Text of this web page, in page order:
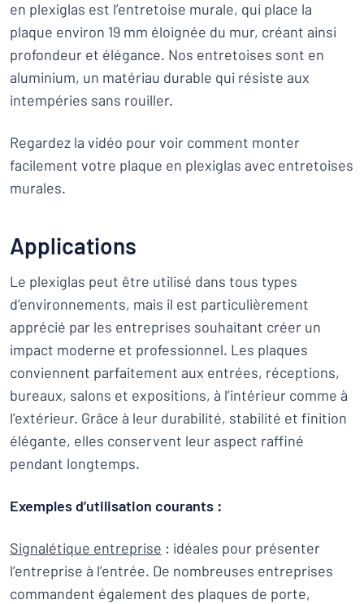
en plexiglas est l’entretoise murale, qui place la
plaque environ 19 mm éloignée du mur, créant ainsi
profondeur et élégance. Nos entretoises sont en
aluminium, un matériau durable qui résiste aux
intempéries sans rouiller.
Regardez la vidéo pour voir comment monter
facilement votre plaque en plexiglas avec entretoises
murales.
Applications
Le plexiglas peut être utilisé dans tous types
d’environnements, mais il est particulièrement
apprécié par les entreprises souhaitant créer un
impact moderne et professionnel. Les plaques
conviennent parfaitement aux entrées, réceptions,
bureaux, salons et expositions, à l’intérieur comme à
l’extérieur. Grâce à leur durabilité, stabilité et finition
élégante, elles conservent leur aspect raffiné
pendant longtemps.
Exemples d’utilisation courants :
Signalétique entreprise : idéales pour présenter
l’entreprise à l’entrée. De nombreuses entreprises
commandent également des plaques de porte,